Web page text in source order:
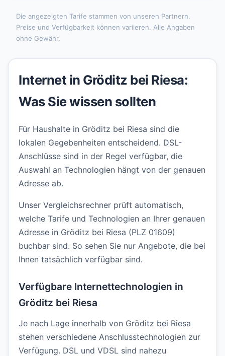
Die angezeigten Tarife stammen von unseren Partnern.
Preise und Verfügbarkeit können variieren. Alle Angaben
ohne Gewähr.
Internet in Gröditz bei Riesa:
Was Sie wissen sollten
Für Haushalte in Gröditz bei Riesa sind die
lokalen Gegebenheiten entscheidend. DSL-
Anschlüsse sind in der Regel verfügbar, die
Auswahl an Technologien hängt von der genauen
Adresse ab.
Unser Vergleichsrechner prüft automatisch,
welche Tarife und Technologien an Ihrer genauen
Adresse in Gröditz bei Riesa (PLZ 01609)
buchbar sind. So sehen Sie nur Angebote, die bei
Ihnen tatsächlich verfügbar sind.
Verfügbare Internettechnologien in
Gröditz bei Riesa
Je nach Lage innerhalb von Gröditz bei Riesa
stehen verschiedene Anschlusstechnologien zur
Verfügung. DSL und VDSL sind nahezu